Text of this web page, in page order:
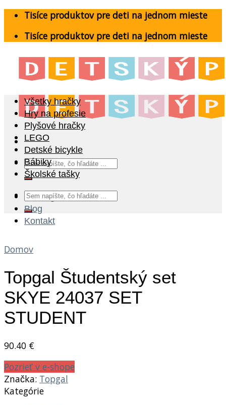
Skip
content
Tisíce produktov pre deti na jednom mieste
Tisíce produktov pre deti na jednom mieste
Hľadať:
Katalóg
Blog
Kontakt
Všetky hračky
Hry na profesie
Plyšové hračky
LEGO
Detské bicykle
Bábiky
Školské tašky
Hľadať:
Domov
Topgal Študentský set
SKYE 24037 SET
STUDENT
90.40 €
Pozrieť v e-shope
Značka: Topgal
Kategórie